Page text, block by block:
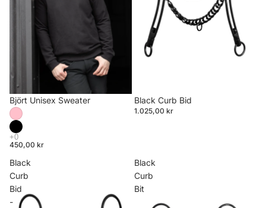
Björt Unisex Sweater
450,00 kr
Black Curb Bid
1.025,00 kr
Black
Curb
Bid
-
Black
Curb
Bit